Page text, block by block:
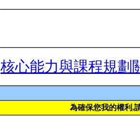
核心能力與課程規劃
為確保您我的權利,